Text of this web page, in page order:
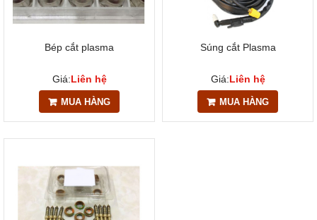
Bép cắt plasma
Giá:Liên hệ
MUA HÀNG
Súng cắt Plasma
Giá:Liên hệ
MUA HÀNG